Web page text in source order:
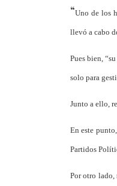
“Uno de los
llevó a cabo
Pues bien,
solo para
Junto a ello,
En este
Partidos
Por otro lado,